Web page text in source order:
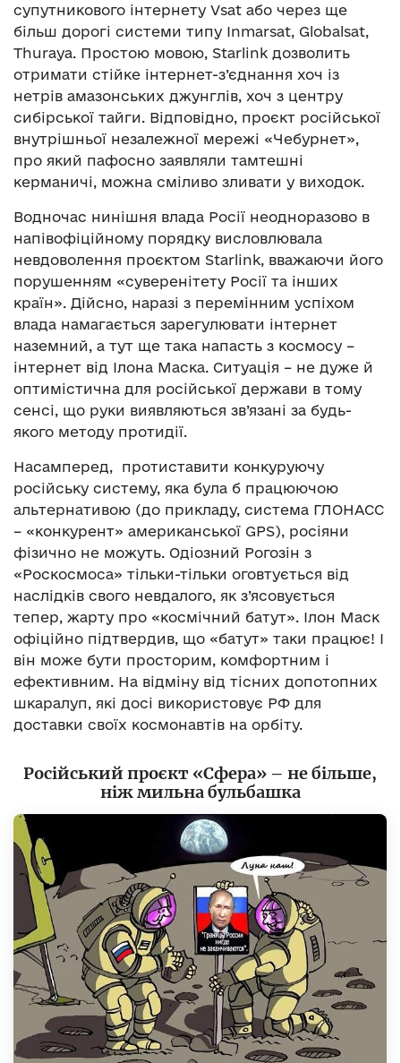
супутникового інтернету Vsat або через ще
більш дорогі системи типу Inmarsat, Globalsat,
Thuraya. Простою мовою, Starlink дозволить
отримати стійке інтернет-з’єднання хоч із
нетрів амазонських джунглів, хоч з центру
сибірської тайги. Відповідно, проєкт російської
внутрішньої незалежної мережі «Чебурнет»,
про який пафосно заявляли тамтешні
керманичі, можна сміливо зливати у виходок.
Водночас нинішня влада Росії неодноразово в
напівофіційному порядку висловлювала
невдоволення проєктом Starlink, вважаючи його
порушенням «суверенітету Росії та інших
країн». Дійсно, наразі з перемінним успіхом
влада намагається зарегулювати інтернет
наземний, а тут ще така напасть з космосу –
інтернет від Ілона Маска. Ситуація – не дуже й
оптимістична для російської держави в тому
сенсі, що руки виявляються зв’язані за будь-
якого методу протидії.
Насамперед, протиставити конкуруючу
російську систему, яка була б працюючою
альтернативою (до прикладу, система ГЛОНАСС
– «конкурент» американської GPS), росіяни
фізично не можуть. Одіозний Рогозін з
«Роскосмоса» тільки-тільки оговтується від
наслідків свого невдалого, як з’ясовується
тепер, жарту про «космічний батут». Ілон Маск
офіційно підтвердив, що «батут» таки працює! І
він може бути просторим, комфортним і
ефективним. На відміну від тісних допотопних
шкаралуп, які досі використовує РФ для
доставки своїх космонавтів на орбіту.
Російський проєкт «Сфера» – не більше,
ніж мильна бульбашка